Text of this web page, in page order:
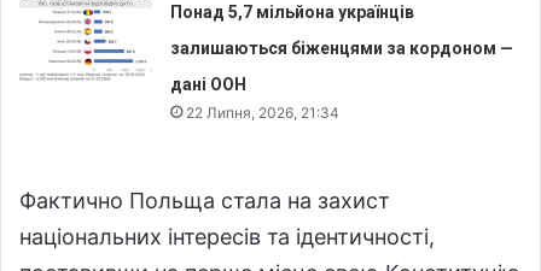
Понад 5,7 мільйона українців
залишаються біженцями за кордоном —
дані ООН
22 Липня, 2026, 21:34
Фактично Польща стала на захист
національних інтересів та ідентичності,